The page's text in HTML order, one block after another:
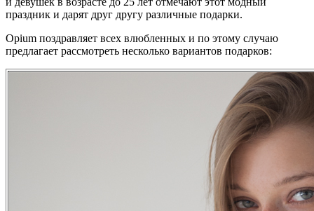
праздник и дарят друг другу различные подарки.
Opium поздравляет всех влюбленных и по этому случаю
предлагает рассмотреть несколько вариантов подарков: